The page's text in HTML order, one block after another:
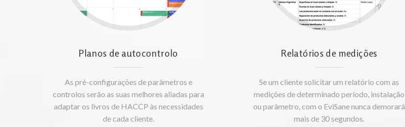
Planos de autocontrolo
As pré-configurações de parâmetros e
controlos serão as suas melhores aliadas para
adaptar os livros de HACCP às necessidades
de cada cliente.
Relatórios de medições
Se um cliente solicitar um relatório com as
medições de determinado período, instalação
ou parâmetro, com o EviSane nunca demorará
mais de 30 segundos.